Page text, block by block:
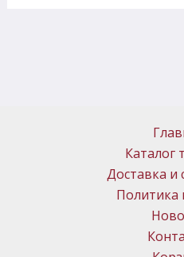
Каталог
Доставка и
Политика